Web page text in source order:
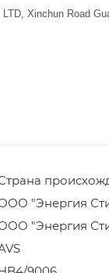
Xinchun Road
"Энергия
"Энергия